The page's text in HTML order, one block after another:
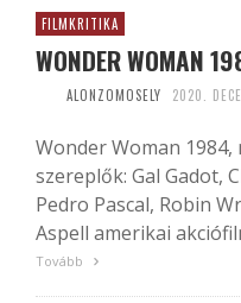
FILMKRITIKA
WONDER WOMAN
ALONZOMOSELY 2020.
Wonder Woman 1984,
szereplők: Gal Gadot,
Pedro Pascal, Robin
Aspell amerikai
Tovább